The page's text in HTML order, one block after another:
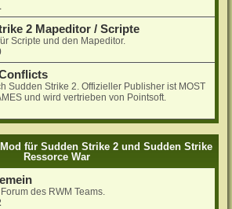
2 Mapeditor / Scripte
Scripte und den Mapeditor.
Sudden Strike 2. Offizieller Publisher ist MOST
und wird vertrieben von Pointsoft.
Mod für Sudden Strike 2 und Sudden Strike
Ressorce War
des RWM Teams.